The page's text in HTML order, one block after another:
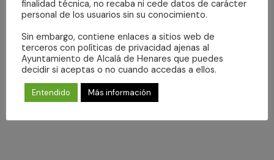
Eventos
fecha.
Eventos
anteriores Hoy
Suscribirse al calendario
finalidad técnica, no recaba ni cede datos de carácter
personal de los usuarios sin su conocimiento.
Sin embargo, contiene enlaces a sitios web de
terceros con políticas de privacidad ajenas al
Ayuntamiento de Alcalá de Henares que puedes
decidir si aceptas o no cuando accedas a ellos.
Entendido Más información